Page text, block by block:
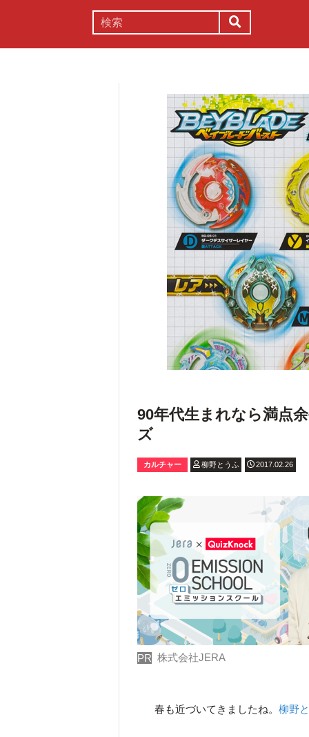
90年代生まれなら満点
ズ
カルチャー 柳野とうふ 2017.02.26
PR 株式会社JERA
春も近づいてきましたね。柳野